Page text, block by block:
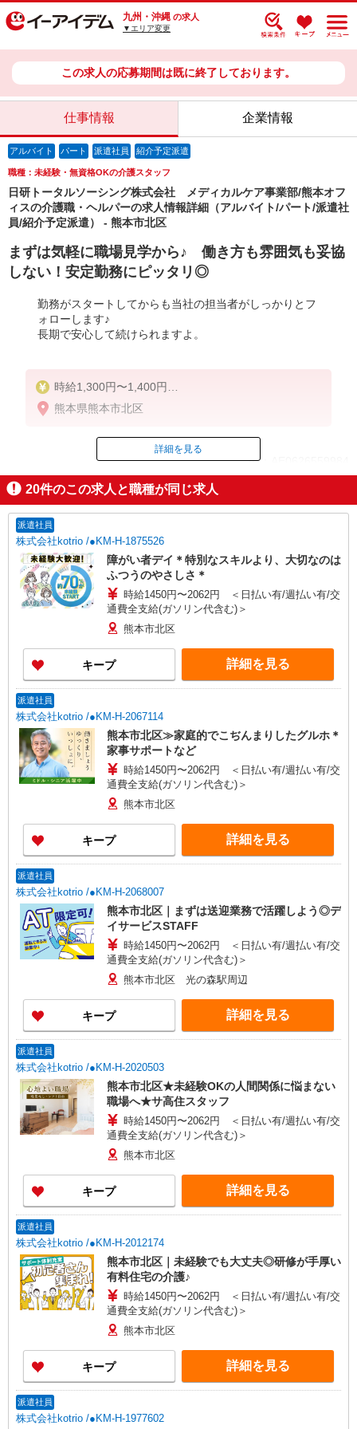
九州・沖縄 の求人
▼エリア変更
この求人の応募期間は既に終了しております。
仕事情報 企業情報
アルバイト パート 派遣社員 紹介予定派遣
職種：未経験・無資格OKの介護スタッフ
日研トータルソーシング株式会社 メディカルケア事業部/熊本オフ
ィスの介護職・ヘルパーの求人情報詳細（アルバイト/パート/派遣社
員/紹介予定派遣） - 熊本市北区
まずは気軽に職場見学から♪ 働き方も雰囲気も妥協
しない！安定勤務にピッタリ◎
勤務がスタートしてからも当社の担当者がしっかりとフ
ォローします♪
長期で安心して続けられますよ。
時給1,300円〜1,400円
★週払いOK（規定あり）
熊本県熊本市北区
ID：AE0626559984
掲載期間終了
詳細を見る
20件のこの求人と職種が同じ求人
派遣社員
株式会社kotrio /●KM-H-1875526
障がい者デイ＊特別なスキルより、大切なのは
ふつうのやさしさ＊
時給1450円〜2062円 ＜日払い有/週払い有/交
通費全支給(ガソリン代含む)＞
熊本市北区
キープ 詳細を見る
派遣社員
株式会社kotrio /●KM-H-2067114
熊本市北区≫家庭的でこぢんまりしたグルホ＊
家事サポートなど
時給1450円〜2062円 ＜日払い有/週払い有/交
通費全支給(ガソリン代含む)＞
熊本市北区
キープ 詳細を見る
派遣社員
株式会社kotrio /●KM-H-2068007
熊本市北区｜まずは送迎業務で活躍しよう◎デ
イサービスSTAFF
時給1450円〜2062円 ＜日払い有/週払い有/交
通費全支給(ガソリン代含む)＞
熊本市北区 光の森駅周辺
キープ 詳細を見る
派遣社員
株式会社kotrio /●KM-H-2020503
熊本市北区★未経験OKの人間関係に悩まない
職場へ★サ高住スタッフ
時給1450円〜2062円 ＜日払い有/週払い有/交
通費全支給(ガソリン代含む)＞
熊本市北区
キープ 詳細を見る
派遣社員
株式会社kotrio /●KM-H-2012174
熊本市北区｜未経験でも大丈夫◎研修が手厚い
有料住宅の介護♪
時給1450円〜2062円 ＜日払い有/週払い有/交
通費全支給(ガソリン代含む)＞
熊本市北区
キープ 詳細を見る
派遣社員
株式会社kotrio /●KM-H-1977602